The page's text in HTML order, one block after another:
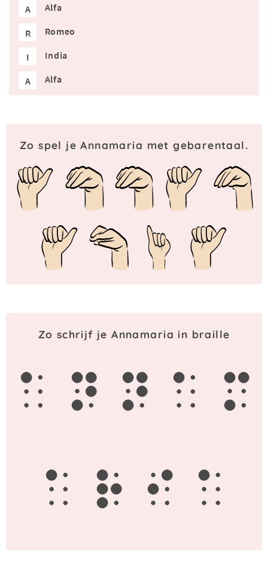
A Alfa
R Romeo
I India
A Alfa
Zo spel je Annamaria met gebarentaal.
Zo schrijf je Annamaria in braille
a n n a m
a r i a